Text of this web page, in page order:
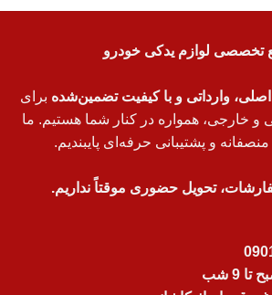
تخصصی لوازم یدکی خودرو
اصلی، وارداتی و با کیفیت تضمین‌شده برای
و خارجی، همواره در کنار شما هستیم. ما
و پشتیبانی حرفه‌ای پایبندیم.
تحویل حضوری موقتاً نداریم.